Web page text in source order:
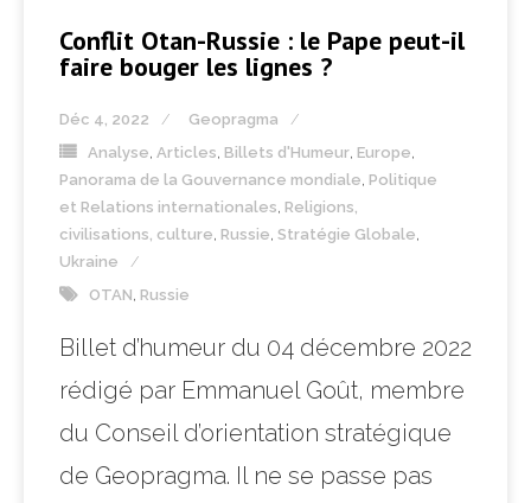
Conflit Otan-Russie : le Pape peut-il
faire bouger les lignes ?
Déc 4, 2022
Geopragma
Analyse, Articles, Billets d'Humeur, Europe,
Panorama de la Gouvernance mondiale, Politique
et Relations internationales, Religions,
civilisations, culture, Russie, Stratégie Globale,
Ukraine
OTAN, Russie
Billet d’humeur du 04 décembre 2022
rédigé par Emmanuel Goût, membre
du Conseil d’orientation stratégique
de Geopragma. Il ne se passe pas